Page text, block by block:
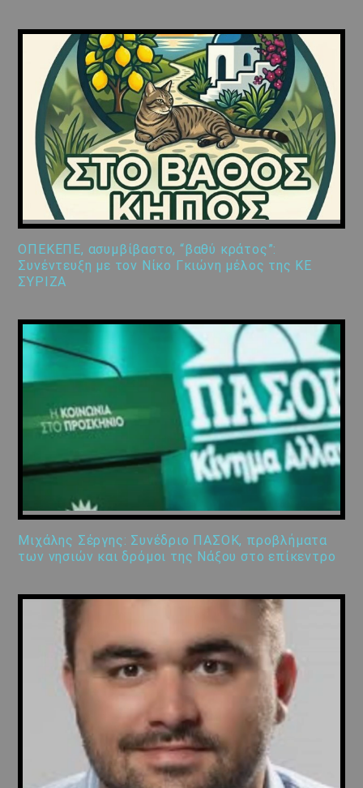
ΟΠΕΚΕΠΕ, ασυμβίβαστο, “βαθύ κράτος”:
Συνέντευξη με τον Νίκο Γκιώνη μέλος της ΚΕ
ΣΥΡΙΖΑ
Μιχάλης Σέργης: Συνέδριο ΠΑΣΟΚ, προβλήματα
των νησιών και δρόμοι της Νάξου στο επίκεντρο